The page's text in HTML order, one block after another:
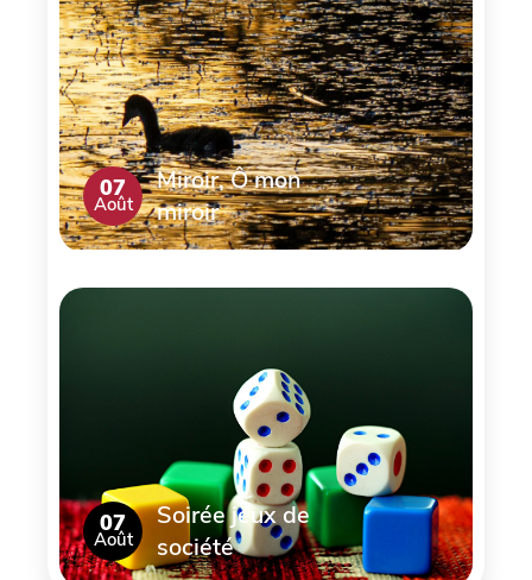
07
Août
Miroir, Ô mon
miroir
07
Août
Soirée jeux de
société